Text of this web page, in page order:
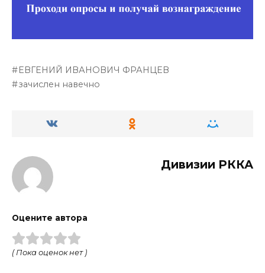
ЕВГЕНИЙ ИВАНОВИЧ ФРАНЦЕВ
зачислен навечно
Дивизии РККА
Оцените автора
( Пока оценок нет )